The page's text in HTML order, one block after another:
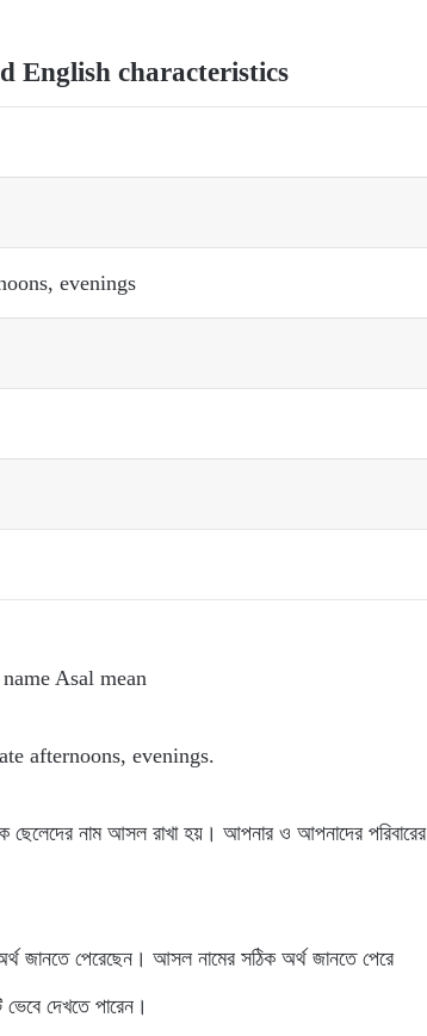
English characteristics
evenings
Asal mean
afternoons, evenings.
ছেলেদের নাম আসল রাখা হয়। আপনার ও আপনাদের পরিবারের
জানতে পেরেছেন। আসল নামের সঠিক অর্থ জানতে পেরে
দেখতে পারেন।